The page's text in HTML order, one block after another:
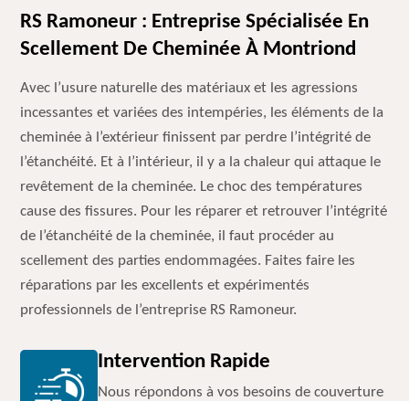
RS Ramoneur : Entreprise Spécialisée En
Scellement De Cheminée À Montriond
Avec l’usure naturelle des matériaux et les agressions
incessantes et variées des intempéries, les éléments de la
cheminée à l’extérieur finissent par perdre l’intégrité de
l’étanchéité. Et à l’intérieur, il y a la chaleur qui attaque le
revêtement de la cheminée. Le choc des températures
cause des fissures. Pour les réparer et retrouver l’intégrité
de l’étanchéité de la cheminée, il faut procéder au
scellement des parties endommagées. Faites faire les
réparations par les excellents et expérimentés
professionnels de l’entreprise RS Ramoneur.
Intervention Rapide
Nous répondons à vos besoins de couverture